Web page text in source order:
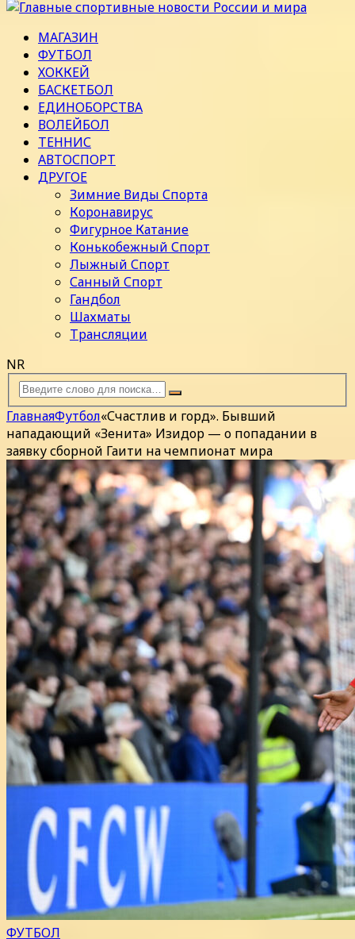
МАГАЗИН
ФУТБОЛ
ХОККЕЙ
БАСКЕТБОЛ
ЕДИНОБОРСТВА
ВОЛЕЙБОЛ
ТЕННИС
АВТОСПОРТ
ДРУГОЕ
Зимние Виды Спорта
Коронавирус
Фигурное Катание
Конькобежный Спорт
Лыжный Спорт
Санный Спорт
Гандбол
Шахматы
Трансляции
NR
ГлавнаяФутбол«Счастлив и горд». Бывший
нападающий «Зенита» Изидор — о попадании в
заявку сборной Гаити на чемпионат мира
ФУТБОЛ